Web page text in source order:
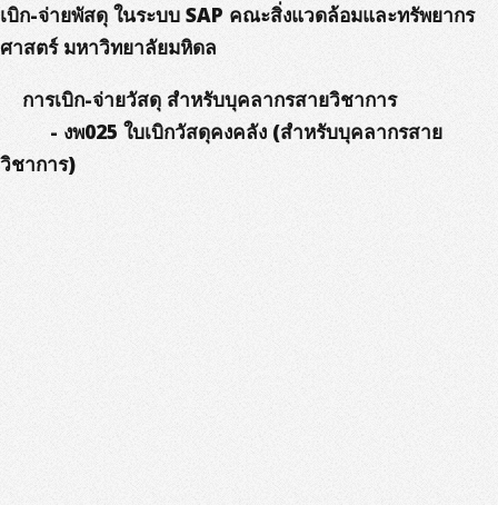
เบิก-จ่ายพัสดุ ในระบบ SAP คณะสิ่งแวดล้อมและทรัพยากร
ศาสตร์ มหาวิทยาลัยมหิดล
การเบิก-จ่ายวัสดุ สำหรับบุคลากรสายวิชาการ
- งพ025 ใบเบิกวัสดุคงคลัง (สำหรับบุคลากรสาย
วิชาการ)